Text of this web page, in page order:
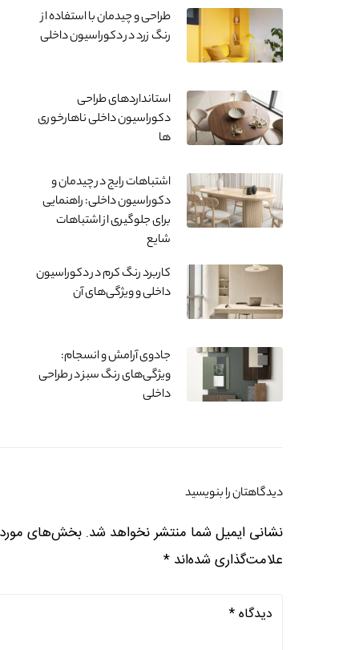
طراحی و چیدمان با استفاده از
رنگ زرد در دکوراسیون داخلی
استانداردهای طراحی
دکوراسیون داخلی ناهارخوری
ها
اشتباهات رایج در چیدمان و
دکوراسیون داخلی: راهنمایی
برای جلوگیری از اشتباهات
شایع
کاربرد رنگ کرم در دکوراسیون
داخلی و ویژگی‌های آن
جادوی آرامش و انسجام:
ویژگی‌های رنگ سبز در طراحی
داخلی
دیدگاهتان را بنویسید
نشانی ایمیل شما منتشر نخواهد شد. بخش‌های
علامت‌گذاری شده‌اند *